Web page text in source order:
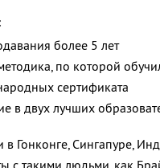
более 5 лет
по которой
сертификата
в двух лучших
в Гонконге, Сингапуре,
с такими людьми, как